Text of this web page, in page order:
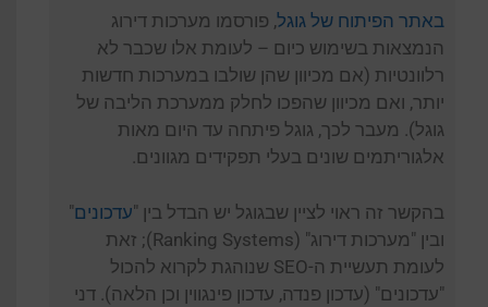
באתר הפיתוח של גוגל, פורסמו מערכות דירוג
הנמצאות בשימוש כיום – לעומת אלו שכבר לא
רלוונטיות (אם מכיוון שהן שולבו במערכות חדשות
יותר, ואם מכיוון שהפכו לחלק ממערכת הליבה של
גוגל). מעבר לכך, גוגל פיתחה עד היום מאות
אלגוריתמים שונים בעלי תפקידים מגוונים.
בהקשר זה ראוי לציין שבגוגל יש הבדל בין "עדכונים "
ובין "מערכות דירוג" (Ranking Systems); זאת
לעומת תעשיית ה-SEO שנוהגת לקרוא להכול
"עדכונים" (עדכון פנדה, עדכון פינגווין וכן הלאה). דני